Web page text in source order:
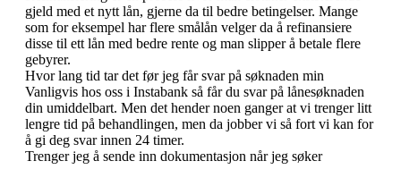
gjeld med et nytt lån, gjerne da til bedre betingelser. Mange
som for eksempel har flere smålån velger da å refinansiere
disse til ett lån med bedre rente og man slipper å betale flere
gebyrer.
Hvor lang tid tar det før jeg får svar på søknaden min
Vanligvis hos oss i Instabank så får du svar på lånesøknaden
din umiddelbart. Men det hender noen ganger at vi trenger litt
lengre tid på behandlingen, men da jobber vi så fort vi kan for
å gi deg svar innen 24 timer.
Trenger jeg å sende inn dokumentasjon når jeg søker